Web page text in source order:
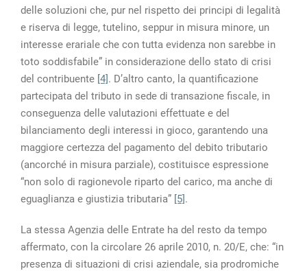
delle soluzioni che, pur nel rispetto dei principi di legalità
e riserva di legge, tutelino, seppur in misura minore, un
interesse erariale che con tutta evidenza non sarebbe in
toto soddisfabile” in considerazione dello stato di crisi
del contribuente [4]. D’altro canto, la quantificazione
partecipata del tributo in sede di transazione fiscale, in
conseguenza delle valutazioni effettuate e del
bilanciamento degli interessi in gioco, garantendo una
maggiore certezza del pagamento del debito tributario
(ancorché in misura parziale), costituisce espressione
“non solo di ragionevole riparto del carico, ma anche di
eguaglianza e giustizia tributaria” [5].
La stessa Agenzia delle Entrate ha del resto da tempo
affermato, con la circolare 26 aprile 2010, n. 20/E, che: “in
presenza di situazioni di crisi aziendale, sia prodromiche